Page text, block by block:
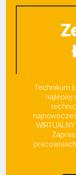
Technikum
najlepiej